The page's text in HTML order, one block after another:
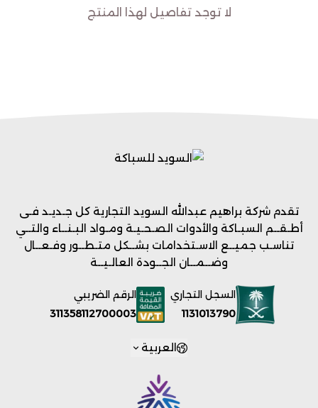
لا توجد تفاصيل لهذا المنتج
تقدم شركة براهيم عبدالله السويد التجارية كل جـديـد فـى
أطـقــم السبـاكة والأدوات الصـحـيـة ومـواد البـنــاء والتــي
تناسـب جميــع الاسـتخدامات بشــكل متـطــور وفـعــال
وضــمــان الجــودة العالـيــة
السجل التجاري
1131013790
الرقم الضريبي
311358112700003
العربية